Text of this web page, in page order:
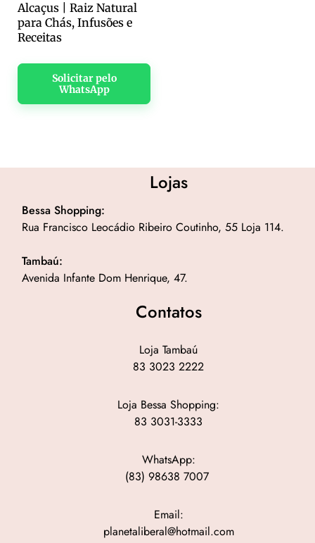
Alcaçus | Raiz Natural
para Chás, Infusões e
Receitas
Solicitar pelo
WhatsApp
Lojas
Bessa Shopping:
Rua Francisco Leocádio Ribeiro Coutinho, 55 Loja 114.
Tambaú:
Avenida Infante Dom Henrique, 47.
Contatos
Loja Tambaú
83 3023 2222
Loja Bessa Shopping:
83 3031-3333
WhatsApp:
(83) 98638 7007
Email:
planetaliberal@hotmail.com